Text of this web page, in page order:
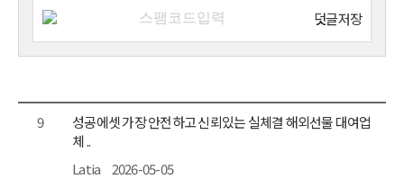
덧글저장
9
성공에셋 가장 안전하고 신뢰있는 실체결 해외선물 대여업
체 ..
Latia
2026-05-05